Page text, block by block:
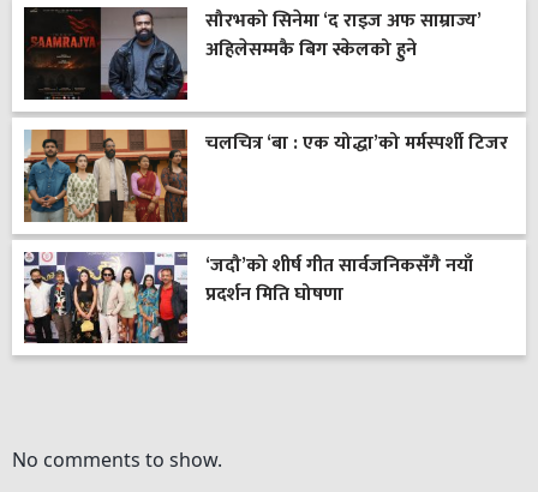
सौरभको सिनेमा ‘द राइज अफ साम्राज्य’
अहिलेसम्मकै बिग स्केलको हुने
चलचित्र ‘बा : एक योद्धा’को मर्मस्पर्शी टिजर
‘जदौ’को शीर्ष गीत सार्वजनिकसँगै नयाँ
प्रदर्शन मिति घोषणा
No comments to show.